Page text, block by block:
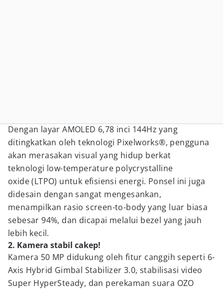
Dengan layar AMOLED 6,78 inci 144Hz yang
ditingkatkan oleh teknologi Pixelworks®, pengguna
akan merasakan visual yang hidup berkat
teknologi low-temperature polycrystalline
oxide (LTPO) untuk efisiensi energi. Ponsel ini juga
didesain dengan sangat mengesankan,
menampilkan rasio screen-to-body yang luar biasa
sebesar 94%, dan dicapai melalui bezel yang jauh
lebih kecil.
2. Kamera stabil cakep!
Kamera 50 MP didukung oleh fitur canggih seperti 6-
Axis Hybrid Gimbal Stabilizer 3.0, stabilisasi video
Super HyperSteady, dan perekaman suara OZO